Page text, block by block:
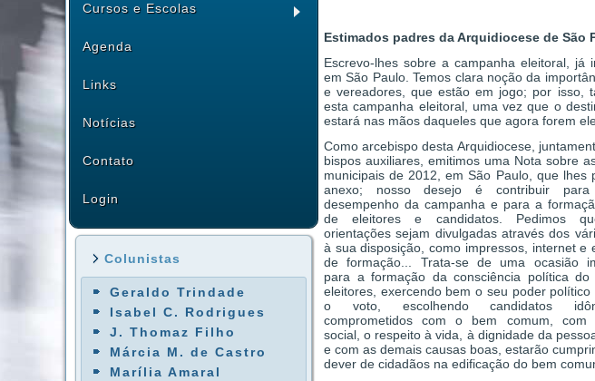
Cursos e Escolas
Agenda
Links
Notícias
Contato
Login
Colunistas
Geraldo Trindade
Isabel C. Rodrigues
J. Thomaz Filho
Márcia M. de Castro
Marília Amaral
Estimados padres da Arquidiocese de São
Escrevo-lhes sobre a campanha eleitoral, já
em São Paulo. Temos clara noção da
e vereadores, que estão em jogo; por isso,
esta campanha eleitoral, uma vez que o
estará nas mãos daqueles que agora forem
Como arcebispo desta Arquidiocese,
bispos auxiliares, emitimos uma Nota sobre
municipais de 2012, em São Paulo, que lhes
anexo; nosso desejo é contribuir
desempenho da campanha e para a
de eleitores e candidatos. Pedimos
orientações sejam divulgadas através dos
à sua disposição, como impressos, internet e
de formação... Trata-se de uma ocasião
para a formação da consciência política do
eleitores, exercendo bem o seu poder político
o voto, escolhendo candidatos
comprometidos com o bem comum, com
social, o respeito à vida, à dignidade da
e com as demais causas boas, estarão
dever de cidadãos na edificação do bem